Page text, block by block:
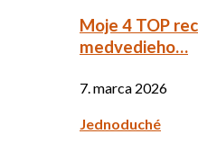
Moje 4 TOP
medvedieho…
7. marca 2026
Jednoduché